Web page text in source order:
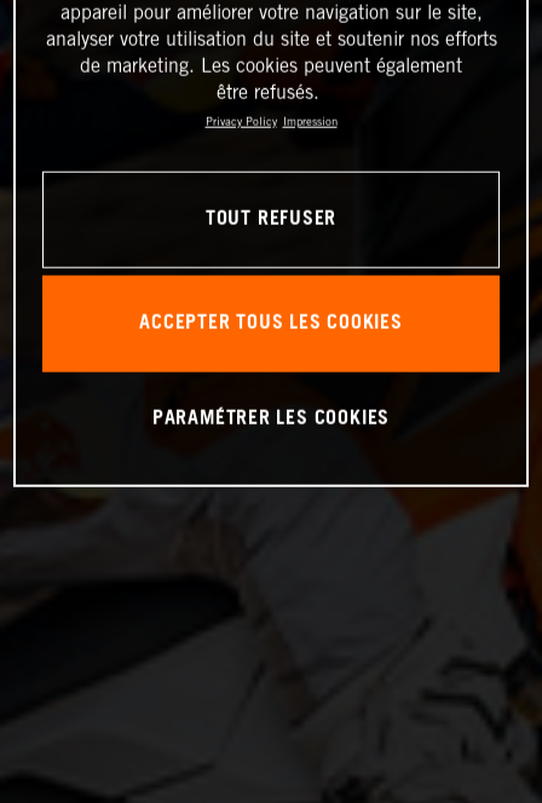
appareil pour améliorer votre navigation sur le site,
analyser votre utilisation du site et soutenir nos efforts
de marketing. Les cookies peuvent également
être refusés.
Privacy Policy Impression
TOUT REFUSER
ACCEPTER TOUS LES COOKIES
PARAMÉTRER LES COOKIES